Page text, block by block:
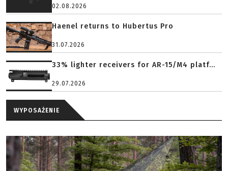
02.08.2026
Haenel returns to Hubertus Pro
31.07.2026
33% lighter receivers for AR-15/M4 platf...
29.07.2026
WYPOSAŻENIE